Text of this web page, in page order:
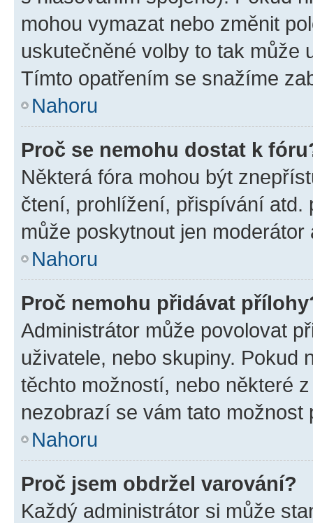
mohou vymazat nebo změnit
uskutečněné volby to tak může
Tímto opatřením se snažíme
Nahoru
Proč se nemohu dostat k
Některá fóra mohou být
čtení, prohlížení, přispívání atd.
může poskytnout jen
Nahoru
Proč nemohu přidávat
Administrátor může povolovat
uživatele, nebo skupiny. Pokud
těchto možností, nebo některé
nezobrazí se vám tato
Nahoru
Proč jsem obdržel varování?
Každý administrátor si může